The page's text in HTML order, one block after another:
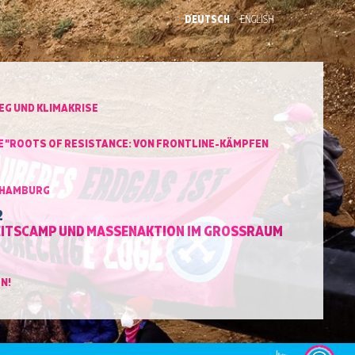
DEUTSCH ENGLISH
UND KLIMAKRISE
"ROOTS OF RESISTANCE: VON FRONTLINE-KÄMPFEN
UND MASSENAKTION IM GROSSRAUM H